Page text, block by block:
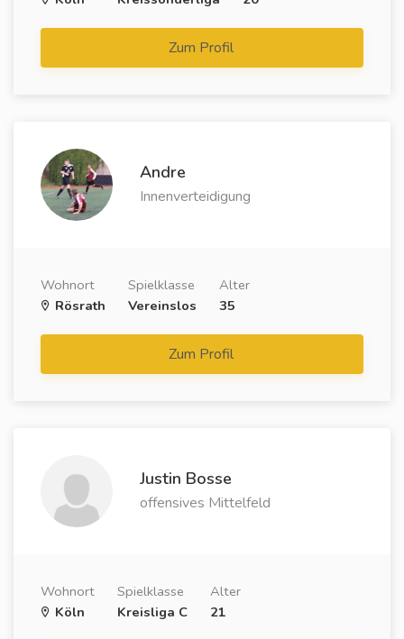
Zum Profil
Andre
Innenverteidigung
Wohnort
Rösrath
Spielklasse
Vereinslos
Alter
35
Zum Profil
Justin Bosse
offensives Mittelfeld
Wohnort
Köln
Spielklasse
Kreisliga C
Alter
21